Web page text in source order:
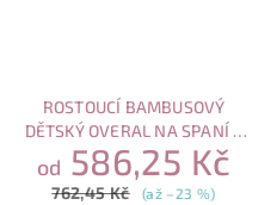
ROSTOUCÍ BAMBUSOVÝ
DĚTSKÝ OVERAL NA SPANÍ S
MAGNETICKÝM ZAPÍNÁNÍM –
SLONÍ MOTIV
od 586,25 Kč
762,45 Kč (až –23 %)